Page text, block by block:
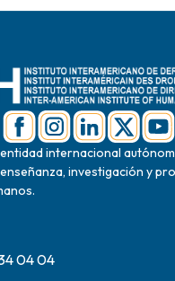
entidad internacional
investigación y
04 04